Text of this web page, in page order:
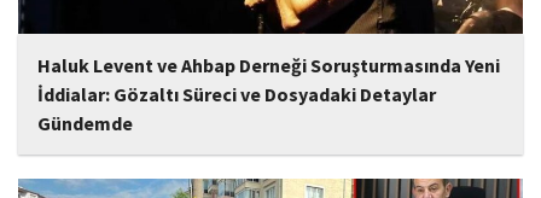
Haluk Levent ve Ahbap Derneği Soruşturmasında Yeni
İddialar: Gözaltı Süreci ve Dosyadaki Detaylar
Gündemde
İstanbul Cumhuriyet Başsavcılığı tarafından yürütülen ve Haluk
Levent ile kurucusu olduğu Ahbap Derneği'ni kapsadığı belirtilen